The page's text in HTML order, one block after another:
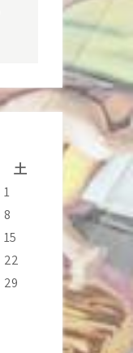
土
1
8
15
22
29